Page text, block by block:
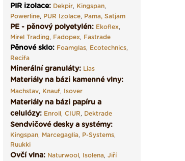
PIR izolace: Dekpir, Kingspan,
Powerline, PUR Izolace, Pama, Satjam
PE - pěnový polyetylén: Ekoflex,
Mirel Trading, Fadopex, Fastrade
Pěnové sklo: Foamglas, Ecotechnics,
Recifa
Minerální granuláty: Lias
Materiály na bázi kamenné vlny:
Machstav, Knauf, Isover
Materiály na bázi papíru a
celulózy: Enroll, CIUR, Dektrade
Sendvičové desky a systémy:
Kingspan, Marcegaglia, P-Systems,
Ruukki
Ovčí vlna: Naturwool, Isolena, Jiří